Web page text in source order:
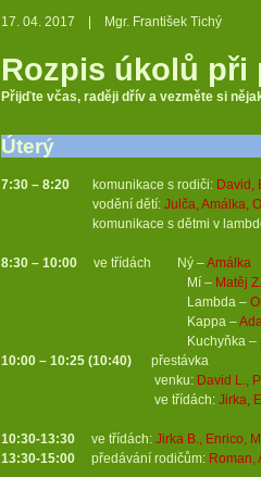
17. 04. 2017 Mgr. František Tichý
Rozpis úkolů při
Přijďte včas, raději dřív a vezměte si
Úterý
7:30 – 8:20komunikace s rodiči: David,
vodění dětí: Julča, Amálka,
komunikace s dětmi v lambdě
8:30 – 10:00ve třídách Ný –Amálka
Mí – Matěj Z.
Lambda –
Kappa –
Kuchyňka –
10:00 – 10:25 (10:40)přestávka
venku: David L.,
ve třídách: Jirka,
10:30-13:30ve třídách:Jirka B., Enrico,
13:30-15:00předávání rodičům:Roman,